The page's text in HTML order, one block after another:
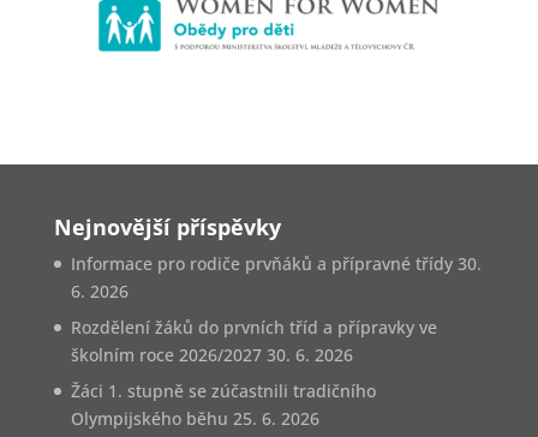
Nejnovější příspěvky
Informace pro rodiče prvňáků a přípravné třídy 30.
6. 2026
Rozdělení žáků do prvních tříd a přípravky ve
školním roce 2026/2027 30. 6. 2026
Žáci 1. stupně se zúčastnili tradičního
Olympijského běhu 25. 6. 2026